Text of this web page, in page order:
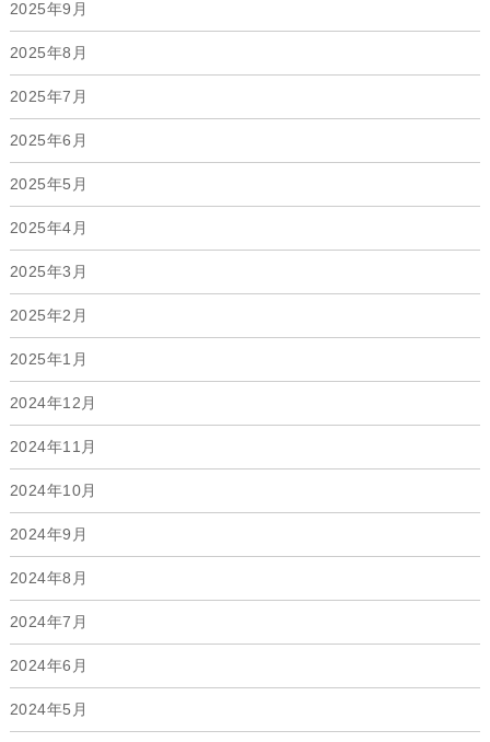
2025年9月
2025年8月
2025年7月
2025年6月
2025年5月
2025年4月
2025年3月
2025年2月
2025年1月
2024年12月
2024年11月
2024年10月
2024年9月
2024年8月
2024年7月
2024年6月
2024年5月